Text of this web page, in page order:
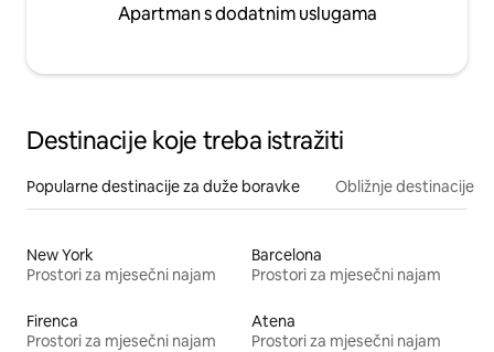
Apartman s dodatnim uslugama
Destinacije koje treba istražiti
Popularne destinacije za duže boravke Obližnje destinacije
New York
Prostori za mjesečni najam
Barcelona
Prostori za mjesečni najam
Firenca
Prostori za mjesečni najam
Atena
Prostori za mjesečni najam